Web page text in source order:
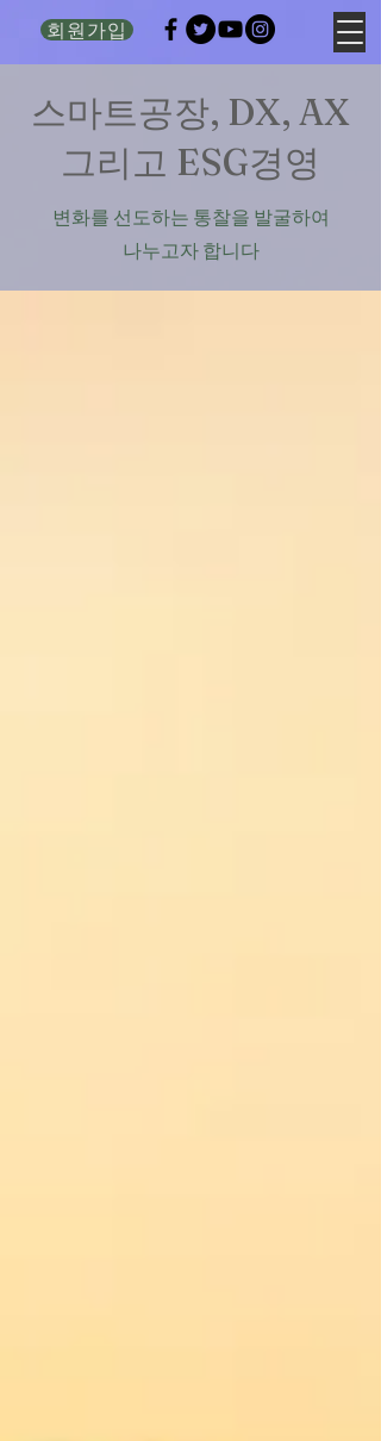
회원가입
​스마트공장, DX, AX
그리고 ESG경영
변화를 선도하는 통찰을 발굴하여
나누고자 합니다